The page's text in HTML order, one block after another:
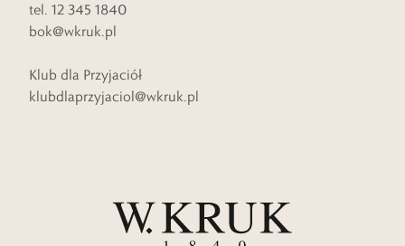
tel. 12 345 1840
bok@wkruk.pl
Klub dla Przyjaciół
klubdlaprzyjaciol@wkruk.pl